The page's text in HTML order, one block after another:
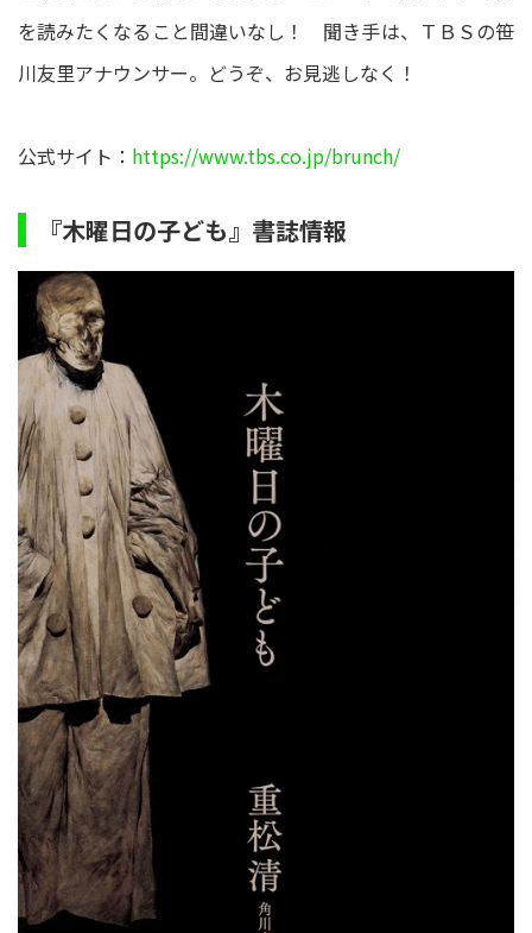
を読みたくなること間違いなし！ 聞き手は、ＴＢＳの笹
川友里アナウンサー。どうぞ、お見逃しなく！
公式サイト： https://www.tbs.co.jp/brunch/
『木曜日の子ども』書誌情報